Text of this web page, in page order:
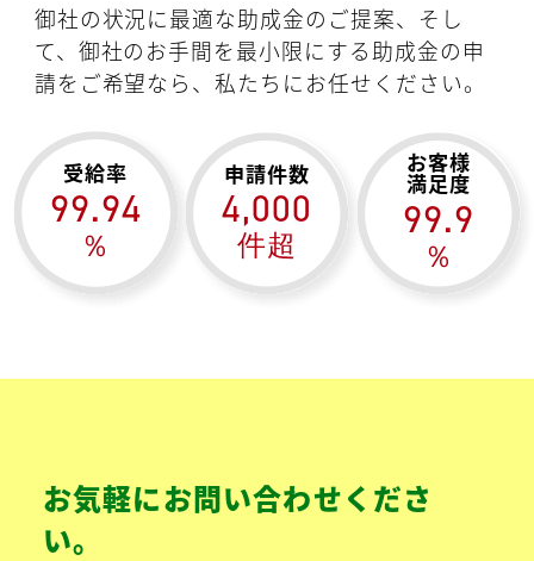
御社の状況に最適な助成金のご提案、そし
て、御社のお手間を最小限にする助成金の申
請をご希望なら、私たちにお任せください。
受給率
99.94
％
申請件数
4,000
件超
お客様
満足度
99.9
％
お気軽にお問い合わせくださ
い。